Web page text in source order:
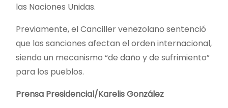
las Naciones Unidas.
Previamente, el Canciller venezolano sentenció
que las sanciones afectan el orden internacional,
siendo un mecanismo “de daño y de sufrimiento”
para los pueblos.
Prensa Presidencial/Karelis González